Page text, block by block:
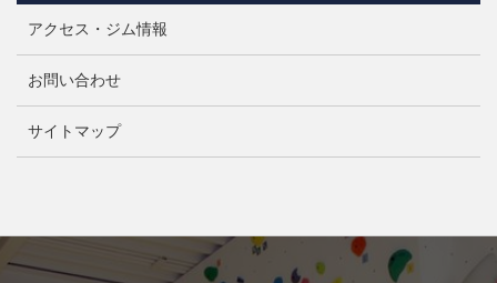
アクセス・ジム情報
お問い合わせ
サイトマップ